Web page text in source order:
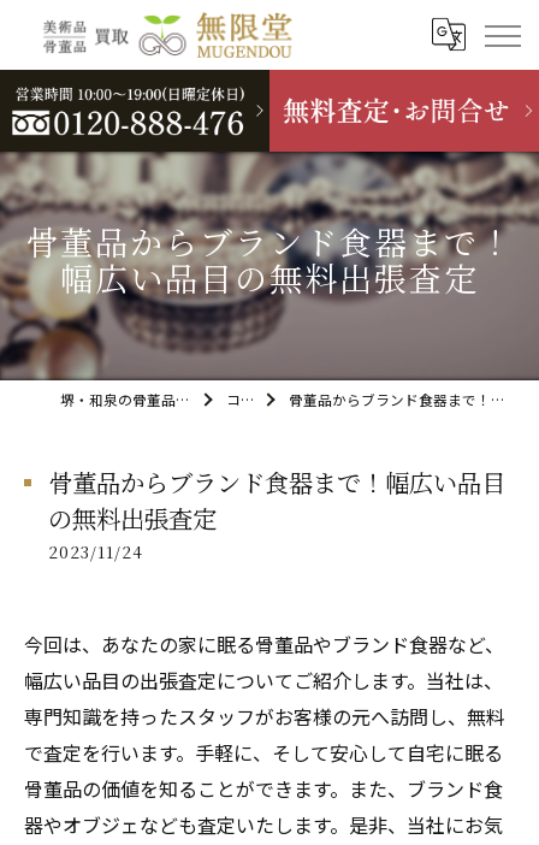
骨董品からブランド食器まで！
幅広い品目の無料出張査定
堺・和泉の骨董品買取なら無限堂 コラム 骨董品からブランド食器まで！幅広い品目の無料出張査定
骨董品からブランド食器まで！幅広い品目
の無料出張査定
2023/11/24
今回は、あなたの家に眠る骨董品やブランド食器など、
幅広い品目の出張査定についてご紹介します。当社は、
専門知識を持ったスタッフがお客様の元へ訪問し、無料
で査定を行います。手軽に、そして安心して自宅に眠る
骨董品の価値を知ることができます。また、ブランド食
器やオブジェなども査定いたします。是非、当社にお気